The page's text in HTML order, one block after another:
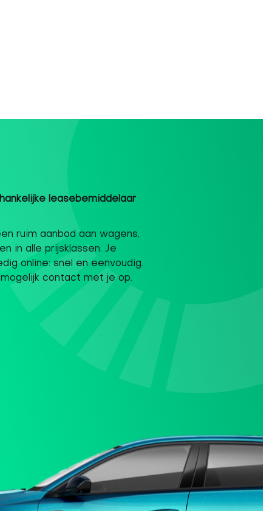
leasebemiddelaar
ruim aanbod aan wagens,
in alle prijsklassen. Je
online: snel en eenvoudig.
contact met je op.